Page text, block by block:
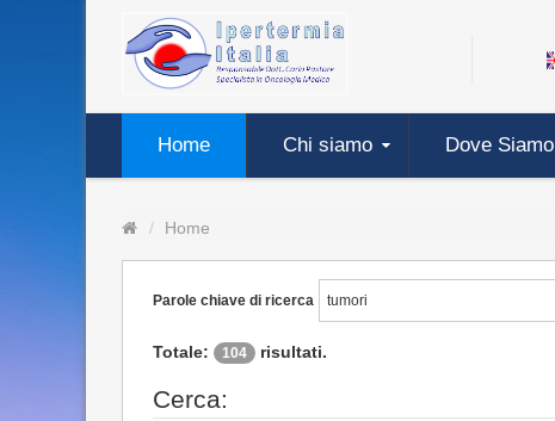
Home Chi siamo Dove Siamo
Home
Parole chiave di ricerca
Totale: 104 risultati.
Cerca: